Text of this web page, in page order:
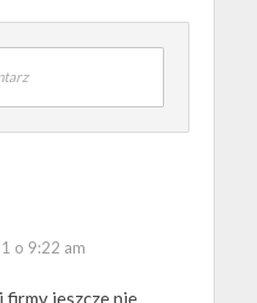
o 9:22 am